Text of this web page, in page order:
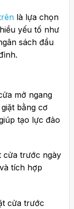
là lựa chọn
yếu tố như
sách đầu
mở ngang
bằng cơ
tạo lực đảo
cửa trước ngày
tích hợp
cửa trước